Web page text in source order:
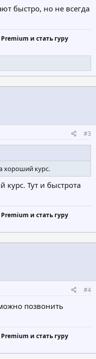
быстро, но не всегда
и стать гуру
#3
хороший курс.
курс. Тут и быстрота
и стать гуру
#4
позвонить
и стать гуру